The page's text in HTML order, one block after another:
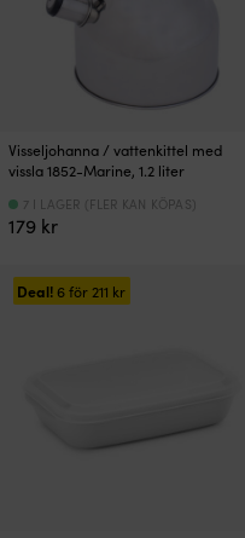
Visseljohanna / vattenkittel med
vissla 1852-Marine, 1.2 liter
179 kr
7 I LAGER (FLER KAN KÖPAS)
Deal! 6 för 211 kr